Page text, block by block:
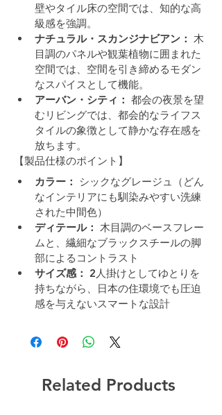
壁やタイル床の空間では、知的な高
級感を強調。
ナチュラル・スカンジナビアン： 木
目調のパネルや観葉植物に囲まれた
空間では、空間を引き締めるモダン
なスパイスとして機能。
アーバン・シティ： 都会の夜景を望
むリビングでは、都会的なライフス
タイルの象徴として静かな存在感を
放ちます。
【製品仕様のポイント】
カラー： シックなグレージュ（どん
なインテリアにも馴染みやすい洗練
された中間色）
ディテール： 木目調のベースフレー
ムと、繊細なブラックスチールの脚
部によるコントラスト
サイズ感： 2人掛けとしてゆとりを
持ちながら、日本の住環境でも圧迫
感を与えないスマートな設計
Related Products